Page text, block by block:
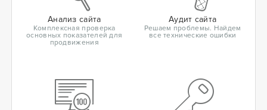
Анализ сайта
Комплексная проверка
основных показателей для
продвижения
Аудит сайта
Решаем проблемы. Найдем
все технические ошибки